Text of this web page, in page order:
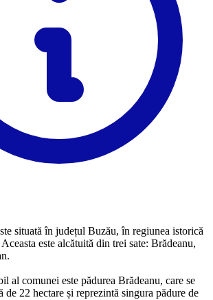
situată în județul Buzău, în regiunea istorică
este alcătuită din trei sate: Brădeanu,
al comunei este pădurea Brădeanu, care se
de 22 hectare și reprezintă singura pădure de